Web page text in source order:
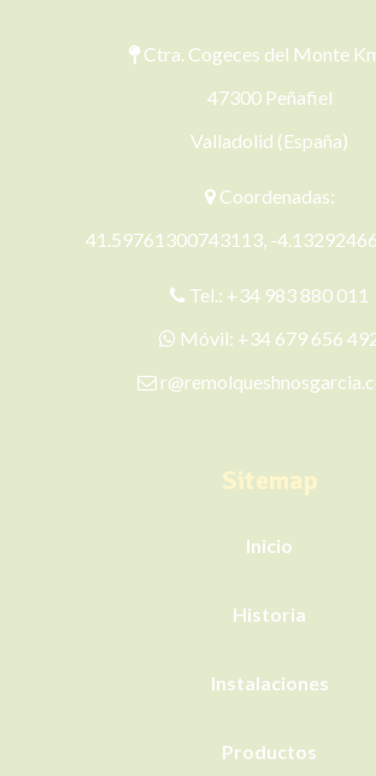
Ctra. Cogeces del Monte
47300 Peñafiel
Valladolid (España)
Coordenadas:
41.59761300743113, -
Tel.: +34 983 880 011
Móvil: +34 679 656
Sitemap
Inicio
Historia
Instalaciones
Productos